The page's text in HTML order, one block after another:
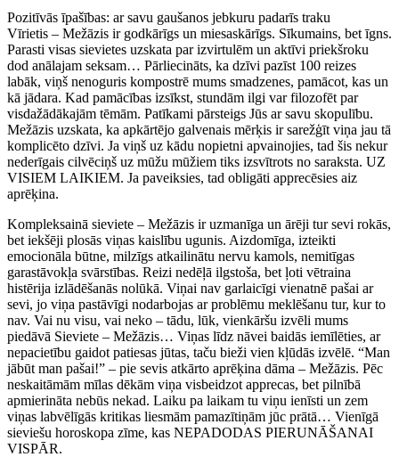
Pozitīvās īpašības: ar savu gaušanos jebkuru padarīs traku
Vīrietis – Mežāzis ir godkārīgs un miesaskārīgs. Sīkumains, bet īgns.
Parasti visas sievietes uzskata par izvirtulēm un aktīvi priekšroku
dod anālajam seksam… Pārliecināts, ka dzīvi pazīst 100 reizes
labāk, viņš nenoguris kompostrē mums smadzenes, pamācot, kas un
kā jādara. Kad pamācības izsīkst, stundām ilgi var filozofēt par
visdažādākajām tēmām. Patīkami pārsteigs Jūs ar savu skopulību.
Mežāzis uzskata, ka apkārtējo galvenais mērķis ir sarežģīt viņa jau tā
komplicēto dzīvi. Ja viņš uz kādu nopietni apvainojies, tad šis nekur
nederīgais cilvēciņš uz mūžu mūžiem tiks izsvītrots no saraksta. UZ
VISIEM LAIKIEM. Ja paveiksies, tad obligāti apprecēsies aiz
aprēķina.
Kompleksainā sieviete – Mežāzis ir uzmanīga un ārēji tur sevi rokās,
bet iekšēji plosās viņas kaislību ugunis. Aizdomīga, izteikti
emocionāla būtne, milzīgs atkailinātu nervu kamols, nemitīgas
garastāvokļa svārstības. Reizi nedēļā ilgstoša, bet ļoti vētraina
histērija izlādēšanās nolūkā. Viņai nav garlaicīgi vienatnē pašai ar
sevi, jo viņa pastāvīgi nodarbojas ar problēmu meklēšanu tur, kur to
nav. Vai nu visu, vai neko – tādu, lūk, vienkāršu izvēli mums
piedāvā Sieviete – Mežāzis… Viņas līdz nāvei baidās iemīlēties, ar
nepacietību gaidot patiesas jūtas, taču bieži vien kļūdās izvēlē. “Man
jābūt man pašai!” – pie sevis atkārto aprēķina dāma – Mežāzis. Pēc
neskaitāmām mīlas dēkām viņa visbeidzot apprecas, bet pilnībā
apmierināta nebūs nekad. Laiku pa laikam tu viņu ienīsti un zem
viņas labvēlīgās kritikas liesmām pamazītiņām jūc prātā… Vienīgā
sieviešu horoskopa zīme, kas NEPADODAS PIERUNĀŠANAI
VISPĀR.